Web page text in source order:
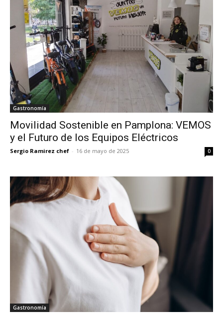
Gastronomía
Movilidad Sostenible en Pamplona: VEMOS
y el Futuro de los Equipos Eléctricos
Sergio Ramirez chef - 16 de mayo de 2025 0
Gastronomía